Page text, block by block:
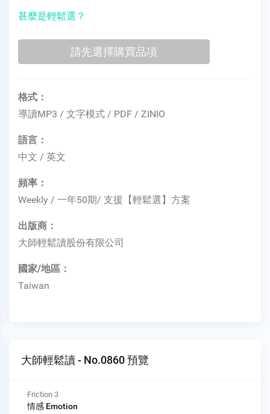
甚麼是輕鬆選？
格式：
導讀MP3 / 文字模式 / PDF / ZINIO
語言：
中文 / 英文
頻率：
Weekly / 一年50期/ 支援【輕鬆選】方案
出版商：
大師輕鬆讀股份有限公司
國家/地區：
Taiwan
大師輕鬆讀 - No.0860 預覽
Friction 4
反彈 Reactance